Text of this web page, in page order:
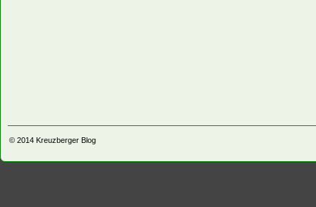
© 2014 Kreuzberger Blog